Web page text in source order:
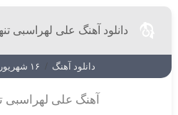
دانلود آهنگ علی لهراسبی
دانلود آهنگ / ۱۶ شهریور ۱۴۰۳
آهنگ علی لهراسبی